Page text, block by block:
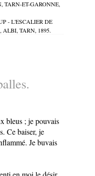
bleus ; je pouvais
Ce baiser, je
Je buvais